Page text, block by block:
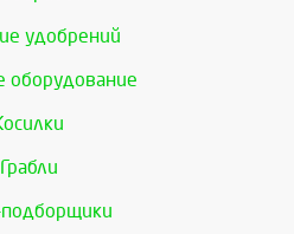
удобрений
оборудование
Грабли
подборщики